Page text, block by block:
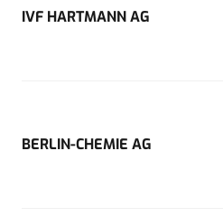
IVF HARTMANN AG
BERLIN-CHEMIE AG